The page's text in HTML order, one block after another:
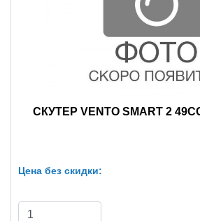
СКУТЕР VENTO SMART 2
Цена без скидки: